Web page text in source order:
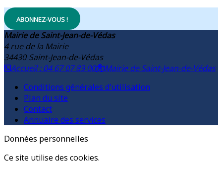
ABONNEZ-VOUS !
Mairie de Saint-Jean-de-Védas
4 rue de la Mairie
34430 Saint-Jean-de-Védas
Accueil : 04 67 07 83 00
Mairie de Saint-Jean-de-Védas
Conditions générales d'utilisation
Plan du site
Contact
Annuaire des services
Données personnelles
Ce site utilise des cookies.